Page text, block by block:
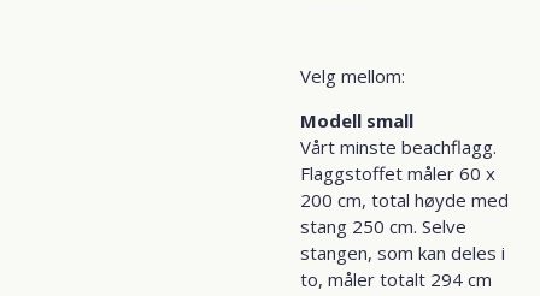
Velg mellom:
Modell small
Vårt minste beachflagg.
Flaggstoffet måler 60 x
200 cm, total høyde med
stang 250 cm. Selve
stangen, som kan deles i
to, måler totalt 294 cm